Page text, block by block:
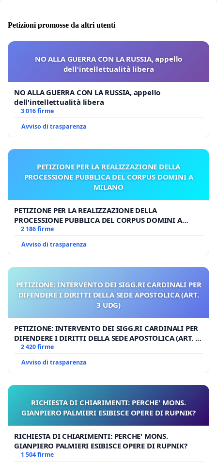
Petizioni promosse da altri utenti
NO ALLA GUERRA CON LA RUSSIA, appello
dell'intellettualità libera
NO ALLA GUERRA CON LA RUSSIA, appello
dell'intellettualità libera
3 016 firme
Avviso di trasparenza
PETIZIONE PER LA REALIZZAZIONE DELLA
PROCESSIONE PUBBLICA DEL CORPUS DOMINI A
MILANO
PETIZIONE PER LA REALIZZAZIONE DELLA
PROCESSIONE PUBBLICA DEL CORPUS DOMINI A
MILANO
2 186 firme
Avviso di trasparenza
PETIZIONE: INTERVENTO DEI SIGG.RI CARDINALI PER
DIFENDERE I DIRITTI DELLA SEDE APOSTOLICA (ART.
3 UDG)
PETIZIONE: INTERVENTO DEI SIGG.RI CARDINALI PER
DIFENDERE I DIRITTI DELLA SEDE APOSTOLICA (ART. 3
UDG)
2 420 firme
Avviso di trasparenza
RICHIESTA DI CHIARIMENTI: PERCHE' MONS.
GIANPIERO PALMIERI ESIBISCE OPERE DI RUPNIK?
RICHIESTA DI CHIARIMENTI: PERCHE' MONS.
GIANPIERO PALMIERI ESIBISCE OPERE DI RUPNIK?
1 504 firme